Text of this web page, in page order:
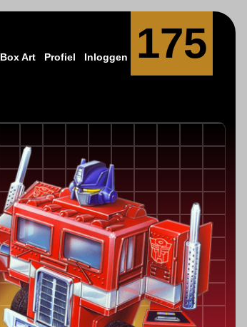
Box Art Profiel Inloggen 175